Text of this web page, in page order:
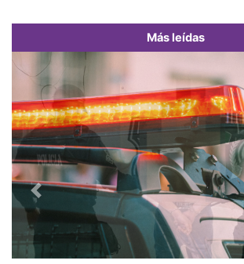
Más leídas
Previous